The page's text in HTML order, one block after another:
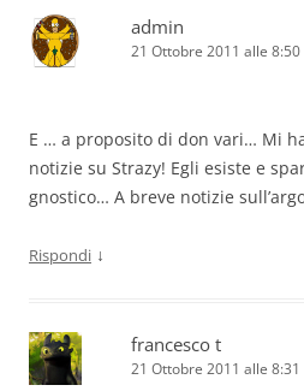
admin
21 Ottobre 2011 alle 8:50
E … a proposito di don vari… Mi
notizie su Strazy! Egli esiste e
gnostico… A breve notizie
Rispondi ↓
francesco t
21 Ottobre 2011 alle 8:31